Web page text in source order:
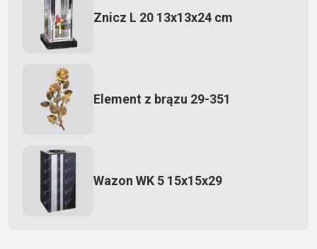
Znicz L 20 13x13x24 cm
Element z brązu 29-351
Wazon WK 5 15x15x29